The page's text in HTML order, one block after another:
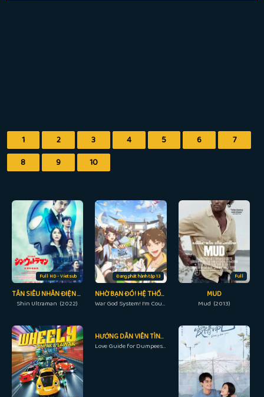
1 2 3 4 5 6
7
8
9 10
Full HD - Vietsub
TÂN SIÊU NHÂN ĐIỆN QUANG
Shin Ultraman (2022)
Đang phát hành tập 13
NHỜ BẠN ĐÓ! HỆ THỐNG CHIẾN THẦN
War God System! I’m Counting On You! (2022)
Full
MUD
Mud (2013)
HƯỚNG DẪN VIÊN TÌNH YÊU
Love Guide for Dumpees (2015)